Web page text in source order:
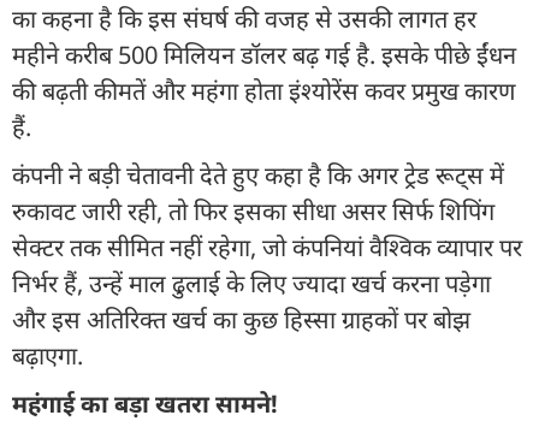
का कहना है कि इस संघर्ष की वजह से उसकी लागत हर
महीने करीब 500 मिलियन डॉलर बढ़ गई है. इसके पीछे ईंधन
की बढ़ती कीमतें और महंगा होता इंश्योरेंस कवर प्रमुख कारण
हैं.
कंपनी ने बड़ी चेतावनी देते हुए कहा है कि अगर ट्रेड रूट्स में
रुकावट जारी रही, तो फिर इसका सीधा असर सिर्फ शिपिंग
सेक्टर तक सीमित नहीं रहेगा, जो कंपनियां वैश्विक व्यापार पर
निर्भर हैं, उन्हें माल ढुलाई के लिए ज्यादा खर्च करना पड़ेगा
और इस अतिरिक्त खर्च का कुछ हिस्सा ग्राहकों पर बोझ
बढ़ाएगा.
महंगाई का बड़ा खतरा सामने!